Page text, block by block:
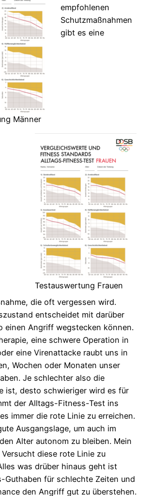
Männer
Testauswertung Frauen
empfohlenen
Schutzmaßnahmen
gibt es eine
die oft vergessen wird.
entscheidet mit darüber
einen Angriff wegstecken können.
eine schwere Operation in
eine Virenattacke raubt uns in
Wochen oder Monaten unser
Je schlechter also die
ist, desto schwieriger wird es für
der Alltags-Fitness-Test ins
immer die rote Linie zu erreichen.
Ausgangslage, um auch im
Alter autonom zu bleiben. Mein
diese rote Linie zu
was drüber hinaus geht ist
Guthaben für schlechte Zeiten und
den Angriff gut zu überstehen.